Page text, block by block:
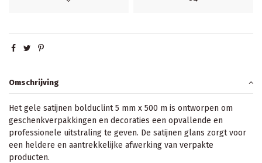
Omschrijving
Het gele satijnen bolduclint 5 mm x 500 m is ontworpen om
geschenkverpakkingen en decoraties een opvallende en
professionele uitstraling te geven. De satijnen glans zorgt voor
een heldere en aantrekkelijke afwerking van verpakte
producten.